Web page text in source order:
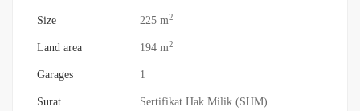
Size 225 m2
Land area 194 m2
Garages 1
Surat Sertifikat Hak Milik (SHM)